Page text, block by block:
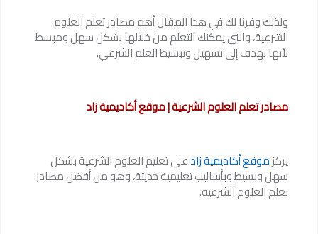
ولذلك وفرنا لك في هذا المقال أهم مصادر تعلم العلوم
الشرعية، والتي يمكنك التعلم من خلالها بشكل سهل ومبسط
لأنها تهدف إلى تسهيل وتبسيط العلم الشرعي.
مصادر تعلم العلوم الشرعية | موقع أكاديمية زاد
يركزموقع أكاديمية زادعلى تعليم العلوم الشرعية بشكل
سهل وبسيط وبأساليب تعليمية حديثة، وهو من أفضل مصادر
تعلم العلوم الشرعية.